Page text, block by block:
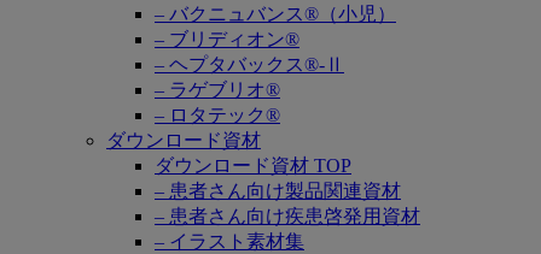
– バクニュバンス®（小児）
– ブリディオン®
– ヘプタバックス®-Ⅱ
– ラゲブリオ®
– ロタテック®
ダウンロード資材
ダウンロード資材 TOP
– 患者さん向け製品関連資材
– 患者さん向け疾患啓発用資材
– イラスト素材集